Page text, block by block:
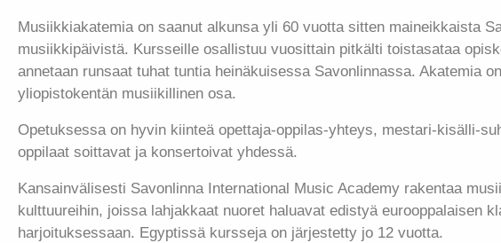
Musiikkiakatemia on saanut alkunsa yli 60 vuotta sitten maineikkaista
musiikkipäivistä. Kursseille osallistuu vuosittain pitkälti toistasataa
annetaan runsaat tuhat tuntia heinäkuisessa Savonlinnassa. Akatemia
yliopistokentän musiikillinen osa.
Opetuksessa on hyvin kiinteä opettaja-oppilas-yhteys, mestari-kisälli-
oppilaat soittavat ja konsertoivat yhdessä.
Kansainvälisesti Savonlinna International Music Academy rakentaa
kulttuureihin, joissa lahjakkaat nuoret haluavat edistyä eurooppalaisen
harjoituksessaan. Egyptissä kursseja on järjestetty jo 12 vuotta.